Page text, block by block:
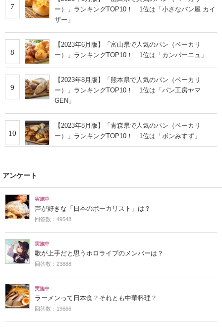
7
ー）」ランキングTOP10！ 1位は「小さなパン屋 カイ
ザー」
8
【2023年6月版】「富山県で人気のパン（ベーカリ
ー）」ランキングTOP10！ 1位は「カンパーニュ」
9
【2023年8月版】「熊本県で人気のパン（ベーカリ
ー）」ランキングTOP10！ 1位は「パン工房ヤマ
GEN」
10
【2023年8月版】「青森県で人気のパン（ベーカリ
ー）」ランキングTOP10！ 1位は「ボンみすず」
アンケート
実施中
声が好きな「日本のボーカリスト」は？
回答数：49548
実施中
歌が上手だと思うホロライブのメンバーは？
回答数：23888
実施中
ラーメンって日本食？それとも中華料理？
回答数：19666